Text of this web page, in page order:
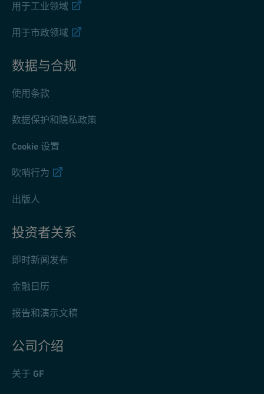
用于工业领域
用于市政领域
数据与合规
使用条款
数据保护和隐私政策
Cookie 设置
吹哨行为
出版人
投资者关系
即时新闻发布
金融日历
报告和演示文稿
公司介绍
关于 GF